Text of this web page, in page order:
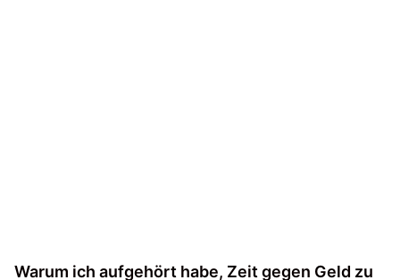
Warum ich aufgehört habe, Zeit gegen Geld zu